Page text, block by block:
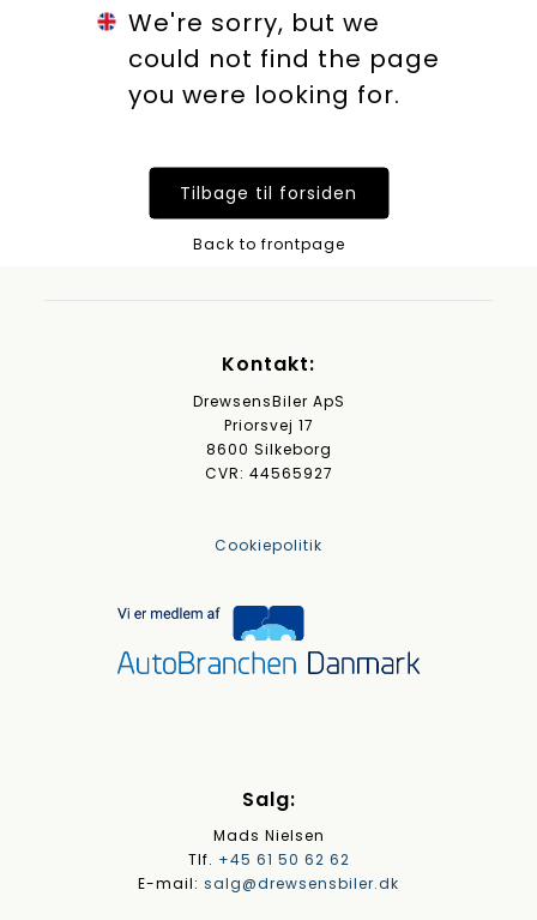
We're sorry, but we
could not find the page
you were looking for.
Tilbage til forsiden
Back to frontpage
Kontakt:
DrewsensBiler ApS
Priorsvej 17
8600 Silkeborg
CVR: 44565927
Cookiepolitik
Salg:
Mads Nielsen
Tlf. +45 61 50 62 62
E-mail: salg@drewsensbiler.dk